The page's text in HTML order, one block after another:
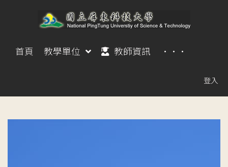
首頁 教學單位 教師資訊 ···
登入